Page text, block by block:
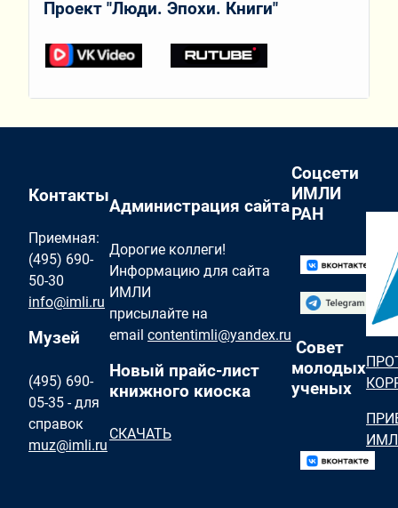
Проект "Люди. Эпохи. Книги"
Контакты
Приемная:
(495) 690-
50-30
info@imli.ru
Музей
(495) 690-
05-35 - для
справок
muz@imli.ru
Администрация сайта
Дорогие коллеги!
Информацию для сайта
ИМЛИ
присылайте на
email contentimli@yandex.ru
Новый прайс-лист
книжного киоска
СКАЧАТЬ
Соцсети
ИМЛИ
РАН
Совет
молодых
ученых